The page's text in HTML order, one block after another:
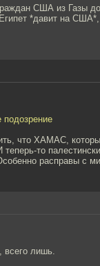
США из Газы
*давит на
что ХАМАС,
то
расправы с
всего лишь.